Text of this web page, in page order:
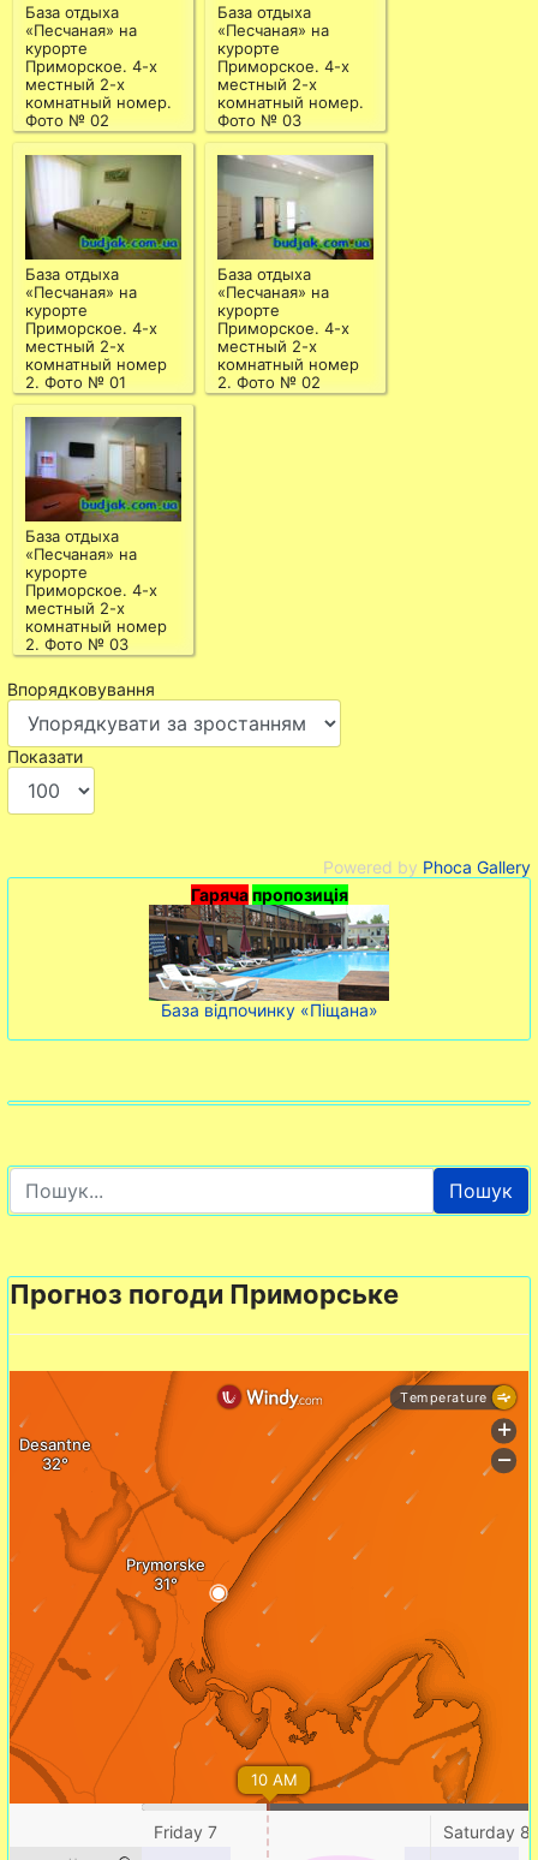
База отдыха
«Песчаная» на
курорте
Приморское. 4-х
местный 2-х
комнатный номер.
Фото № 02
База отдыха
«Песчаная» на
курорте
Приморское. 4-х
местный 2-х
комнатный номер.
Фото № 03
База отдыха
«Песчаная» на
курорте
Приморское. 4-х
местный 2-х
комнатный номер
2. Фото № 01
База отдыха
«Песчаная» на
курорте
Приморское. 4-х
местный 2-х
комнатный номер
2. Фото № 02
База отдыха
«Песчаная» на
курорте
Приморское. 4-х
местный 2-х
комнатный номер
2. Фото № 03
Впорядковування
Показати
Powered by Phoca Gallery
Гаряча пропозиція
База відпочинку «Піщана»
Пошук
Прогноз погоди Приморське